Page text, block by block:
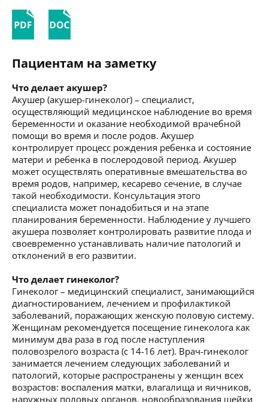
Пациентам на заметку
Что делает акушер?
Акушер (акушер-гинеколог) – специалист,
осуществляющий медицинское наблюдение во время
беременности и оказание необходимой врачебной
помощи во время и после родов. Акушер
контролирует процесс рождения ребенка и состояние
матери и ребенка в послеродовой период. Акушер
может осуществлять оперативные вмешательства во
время родов, например, кесарево сечение, в случае
такой необходимости. Консультация этого
специалиста может понадобиться и на этапе
планирования беременности. Наблюдение у лучшего
акушера позволяет контролировать развитие плода и
своевременно устанавливать наличие патологий и
отклонений в его развитии.
Что делает гинеколог?
Гинеколог – медицинский специалист, занимающийся
диагностированием, лечением и профилактикой
заболеваний, поражающих женскую половую систему.
Женщинам рекомендуется посещение гинеколога как
минимум два раза в год после наступления
половозрелого возраста (с 14-16 лет). Врач-гинеколог
занимается лечением следующих заболеваний и
патологий, которые распространены у женщин всех
возрастов: воспаления матки, влагалища и яичников,
наружных половых органов, новообразования шейки